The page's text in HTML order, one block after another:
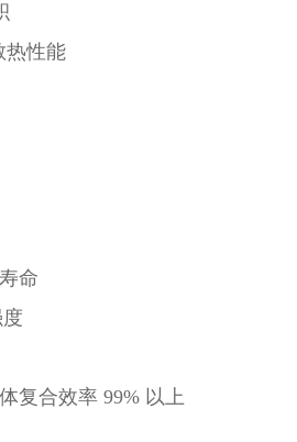
热性能
命
复合效率 99% 以上